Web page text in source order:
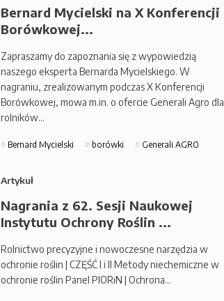
Bernard Mycielski na X Konferencji
Borówkowej...
Zapraszamy do zapoznania się z wypowiedzią
naszego eksperta Bernarda Mycielskiego. W
nagraniu, zrealizowanym podczas X Konferencji
Borówkowej, mowa m.in. o ofercie Generali Agro dla
rolników…
Bernard Mycielski borówki Generali AGRO
Artykuł
Nagrania z 62. Sesji Naukowej
Instytutu Ochrony Roślin ...
Rolnictwo precyzyjne i nowoczesne narzędzia w
ochronie roślin | CZĘŚĆ I i II Metody niechemiczne w
ochronie roślin Panel PIORiN | Ochrona…